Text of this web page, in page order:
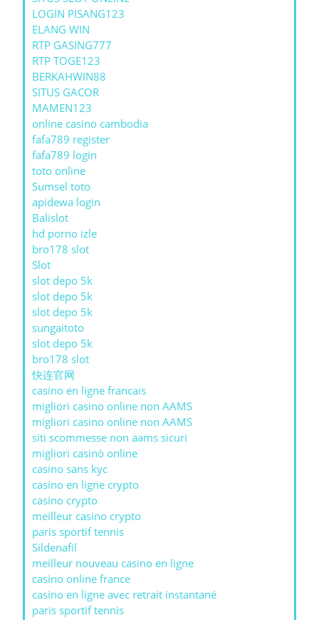
LOGIN PISANG123
ELANG WIN
RTP GASING777
RTP TOGE123
BERKAHWIN88
SITUS GACOR
MAMEN123
online casino cambodia
fafa789 register
fafa789 login
toto online
Sumsel toto
apidewa login
Balislot
hd porno izle
bro178 slot
Slot
slot depo 5k
slot depo 5k
slot depo 5k
sungaitoto
slot depo 5k
bro178 slot
快连官网
casino en ligne francais
migliori casino online non AAMS
migliori casino online non AAMS
siti scommesse non aams sicuri
migliori casinò online
casino sans kyc
casino en ligne crypto
casino crypto
meilleur casino crypto
paris sportif tennis
Sildenafil
meilleur nouveau casino en ligne
casino online france
casino en ligne avec retrait instantané
paris sportif tennis